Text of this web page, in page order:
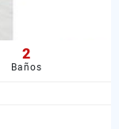
2
Baños